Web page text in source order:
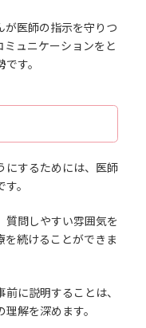
が医師の指示を守りつ
ュニケーションをと
す。
にするためには、医師
。
質問しやすい雰囲気を
を続けることができま
に説明することは、
解を深めます。